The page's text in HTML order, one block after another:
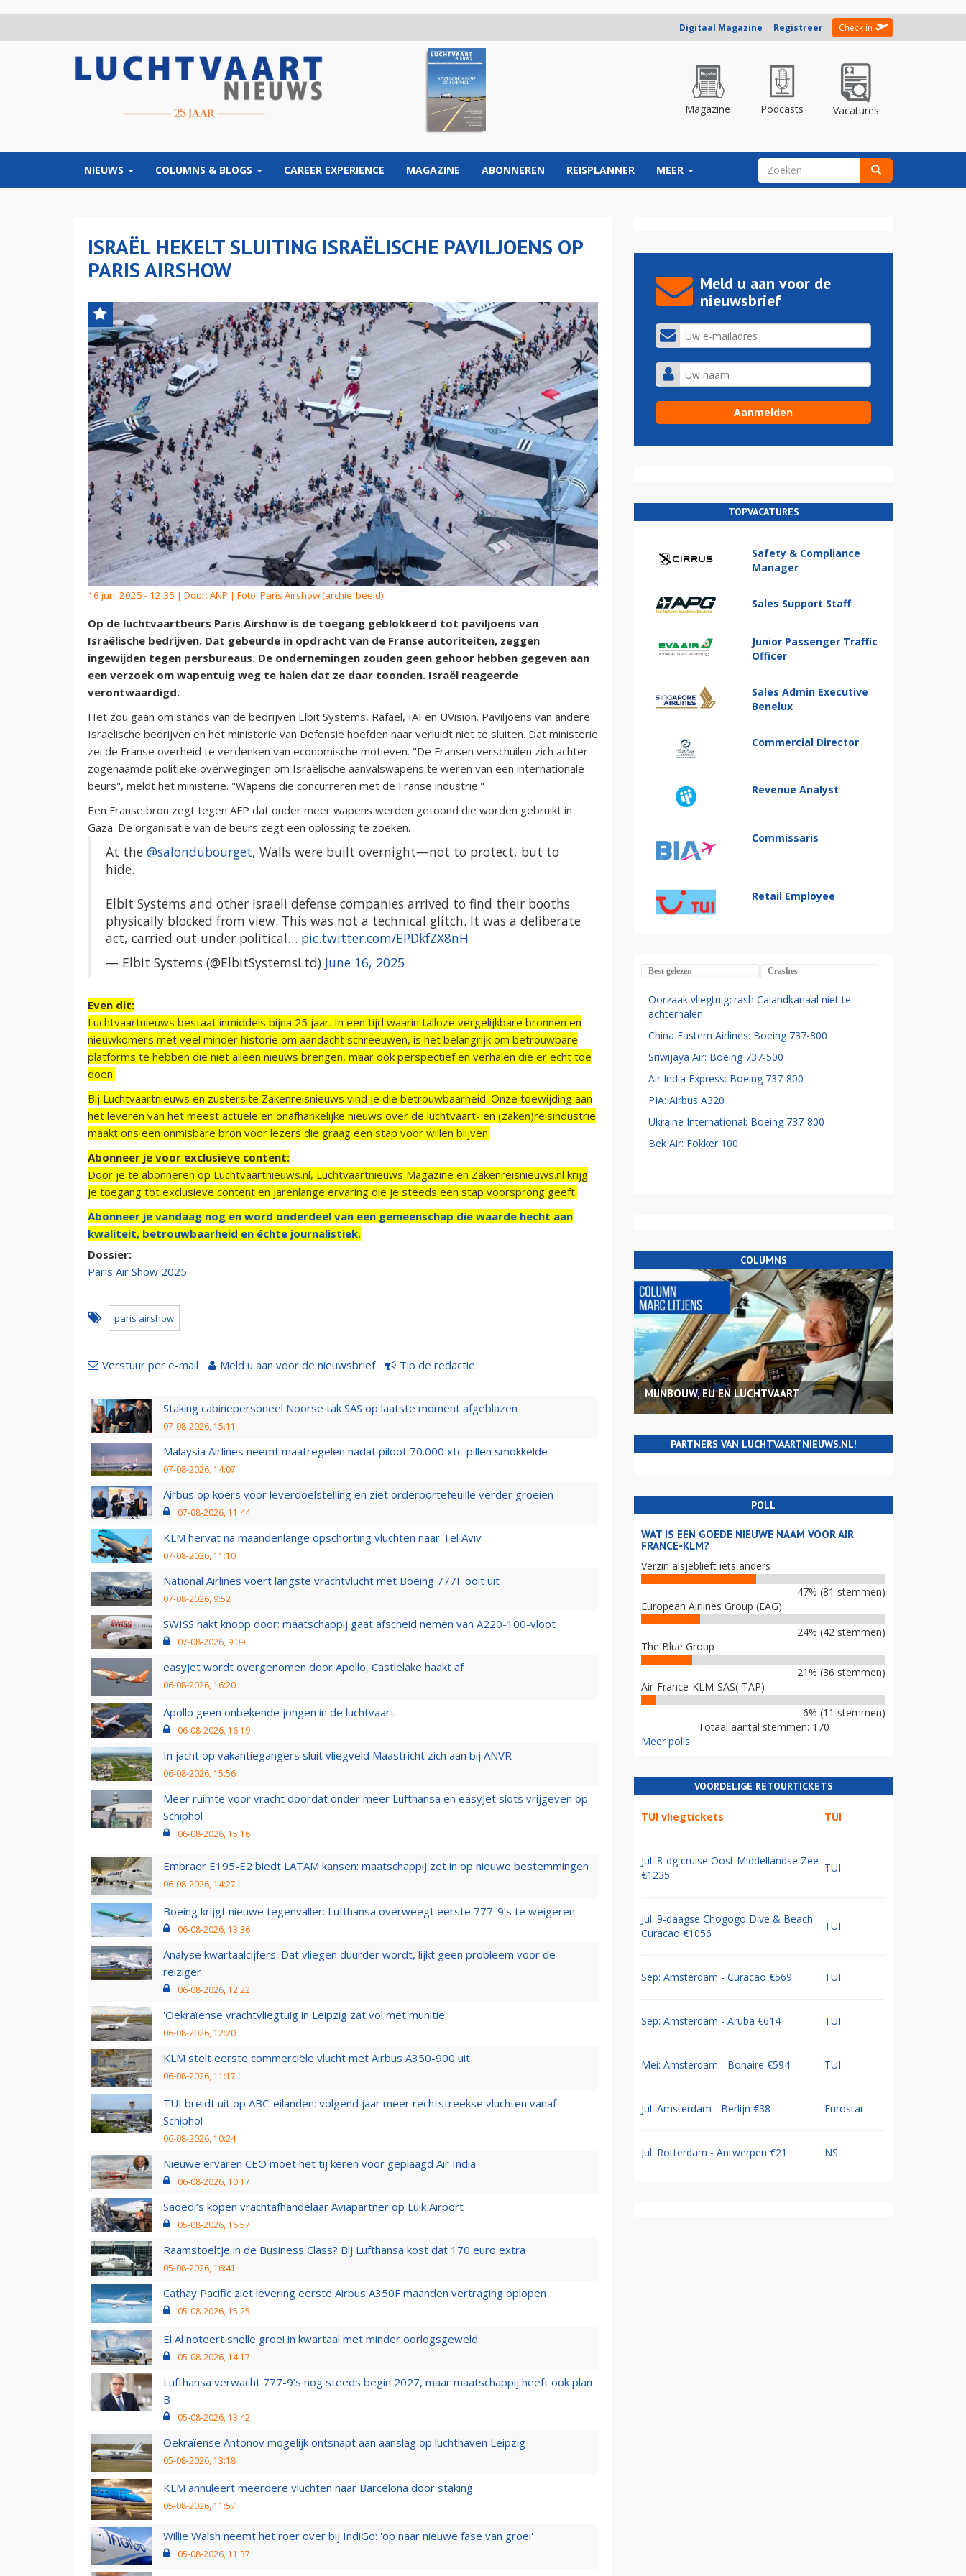
Digitaal Magazine Registreer Check in
Magazine Podcasts Vacatures
NIEUWS COLUMNS & BLOGS CAREER EXPERIENCE MAGAZINE ABONNEREN REISPLANNER MEER ZOEKVELD
ISRAËL HEKELT SLUITING ISRAËLISCHE PAVILJOENS OP
PARIS AIRSHOW
16 juni 2025 - 12:35 | Door: ANP | Foto: Paris Airshow (archiefbeeld)
Op de luchtvaartbeurs Paris Airshow is de toegang geblokkeerd tot paviljoens van
Israëlische bedrijven. Dat gebeurde in opdracht van de Franse autoriteiten, zeggen
ingewijden tegen persbureaus. De ondernemingen zouden geen gehoor hebben gegeven aan
een verzoek om wapentuig weg te halen dat ze daar toonden. Israël reageerde
verontwaardigd.
Het zou gaan om stands van de bedrijven Elbit Systems, Rafael, IAI en UVision. Paviljoens van andere
Israëlische bedrijven en het ministerie van Defensie hoefden naar verluidt niet te sluiten. Dat ministerie
zei de Franse overheid te verdenken van economische motieven. "De Fransen verschuilen zich achter
zogenaamde politieke overwegingen om Israëlische aanvalswapens te weren van een internationale
beurs", meldt het ministerie. "Wapens die concurreren met de Franse industrie."
Een Franse bron zegt tegen AFP dat onder meer wapens werden getoond die worden gebruikt in
Gaza. De organisatie van de beurs zegt een oplossing te zoeken.
At the @salondubourget, Walls were built overnight—not to protect, but to
hide.
Elbit Systems and other Israeli defense companies arrived to find their booths
physically blocked from view. This was not a technical glitch. It was a deliberate
act, carried out under political… pic.twitter.com/EPDkfZX8nH
— Elbit Systems (@ElbitSystemsLtd) June 16, 2025
Even dit:
Luchtvaartnieuws bestaat inmiddels bijna 25 jaar. In een tijd waarin talloze vergelijkbare bronnen en
nieuwkomers met veel minder historie om aandacht schreeuwen, is het belangrijk om betrouwbare
platforms te hebben die niet alleen nieuws brengen, maar ook perspectief en verhalen die er echt toe
doen.
Bij Luchtvaartnieuws en zustersite Zakenreisnieuws vind je die betrouwbaarheid. Onze toewijding aan
het leveren van het meest actuele en onafhankelijke nieuws over de luchtvaart- en (zaken)reisindustrie
maakt ons een onmisbare bron voor lezers die graag een stap voor willen blijven.
Abonneer je voor exclusieve content:
Door je te abonneren op Luchtvaartnieuws.nl, Luchtvaartnieuws Magazine en Zakenreisnieuws.nl krijg
je toegang tot exclusieve content en jarenlange ervaring die je steeds een stap voorsprong geeft.
Abonneer je vandaag nog en word onderdeel van een gemeenschap die waarde hecht aan
kwaliteit, betrouwbaarheid en échte journalistiek.
Dossier:
Paris Air Show 2025
paris airshow
Verstuur per e-mail Meld u aan voor de nieuwsbrief Tip de redactie
Staking cabinepersoneel Noorse tak SAS op laatste moment afgeblazen
07-08-2026, 15:11
Malaysia Airlines neemt maatregelen nadat piloot 70.000 xtc-pillen smokkelde
07-08-2026, 14:07
Airbus op koers voor leverdoelstelling en ziet orderportefeuille verder groeien
07-08-2026, 11:44
KLM hervat na maandenlange opschorting vluchten naar Tel Aviv
07-08-2026, 11:10
National Airlines voert langste vrachtvlucht met Boeing 777F ooit uit
07-08-2026, 9:52
SWISS hakt knoop door: maatschappij gaat afscheid nemen van A220-100-vloot
07-08-2026, 9:09
easyJet wordt overgenomen door Apollo, Castlelake haakt af
06-08-2026, 16:20
Apollo geen onbekende jongen in de luchtvaart
06-08-2026, 16:19
In jacht op vakantiegangers sluit vliegveld Maastricht zich aan bij ANVR
06-08-2026, 15:56
Meer ruimte voor vracht doordat onder meer Lufthansa en easyJet slots vrijgeven op
Schiphol
06-08-2026, 15:16
Embraer E195-E2 biedt LATAM kansen: maatschappij zet in op nieuwe bestemmingen
06-08-2026, 14:27
Boeing krijgt nieuwe tegenvaller: Lufthansa overweegt eerste 777-9’s te weigeren
06-08-2026, 13:36
Analyse kwartaalcijfers: Dat vliegen duurder wordt, lijkt geen probleem voor de
reiziger
06-08-2026, 12:22
'Oekraïense vrachtvliegtuig in Leipzig zat vol met munitie'
06-08-2026, 12:20
KLM stelt eerste commerciële vlucht met Airbus A350-900 uit
06-08-2026, 11:17
TUI breidt uit op ABC-eilanden: volgend jaar meer rechtstreekse vluchten vanaf
Schiphol
06-08-2026, 10:24
Nieuwe ervaren CEO moet het tij keren voor geplaagd Air India
06-08-2026, 10:17
Saoedi’s kopen vrachtafhandelaar Aviapartner op Luik Airport
05-08-2026, 16:57
Raamstoeltje in de Business Class? Bij Lufthansa kost dat 170 euro extra
05-08-2026, 16:41
Cathay Pacific ziet levering eerste Airbus A350F maanden vertraging oplopen
05-08-2026, 15:25
El Al noteert snelle groei in kwartaal met minder oorlogsgeweld
05-08-2026, 14:17
Lufthansa verwacht 777-9’s nog steeds begin 2027, maar maatschappij heeft ook plan
B
05-08-2026, 13:42
Oekraïense Antonov mogelijk ontsnapt aan aanslag op luchthaven Leipzig
05-08-2026, 13:18
KLM annuleert meerdere vluchten naar Barcelona door staking
05-08-2026, 11:57
Willie Walsh neemt het roer over bij IndiGo: 'op naar nieuwe fase van groei'
05-08-2026, 11:37
Meld u aan voor de
nieuwsbrief
TOPVACATURES
Safety & Compliance
Manager
Sales Support Staff
Junior Passenger Traffic
Officer
Sales Admin Executive
Benelux
Commercial Director
Revenue Analyst
Commissaris
Retail Employee
Best gelezen Crashes
Oorzaak vliegtuigcrash Calandkanaal niet te
achterhalen
China Eastern Airlines: Boeing 737-800
Sriwijaya Air: Boeing 737-500
Air India Express: Boeing 737-800
PIA: Airbus A320
Ukraine International: Boeing 737-800
Bek Air: Fokker 100
COLUMNS
MIJNBOUW, EU EN LUCHTVAART
PARTNERS VAN LUCHTVAARTNIEUWS.NL!
POLL
WAT IS EEN GOEDE NIEUWE NAAM VOOR AIR
FRANCE-KLM?
Verzin alsjeblieft iets anders
47% (81 stemmen)
European Airlines Group (EAG)
24% (42 stemmen)
The Blue Group
21% (36 stemmen)
Air-France-KLM-SAS(-TAP)
6% (11 stemmen)
Totaal aantal stemmen: 170
Meer polls
VOORDELIGE RETOURTICKETS
TUI vliegtickets TUI
Jul: 8-dg cruise Oost Middellandse Zee
€1235
TUI
Jul: 9-daagse Chogogo Dive & Beach
Curacao €1056
TUI
Sep: Amsterdam - Curacao €569 TUI
Sep: Amsterdam - Aruba €614 TUI
Mei: Amsterdam - Bonaire €594 TUI
Jul: Amsterdam - Berlijn €38 Eurostar
Jul: Rotterdam - Antwerpen €21 NS